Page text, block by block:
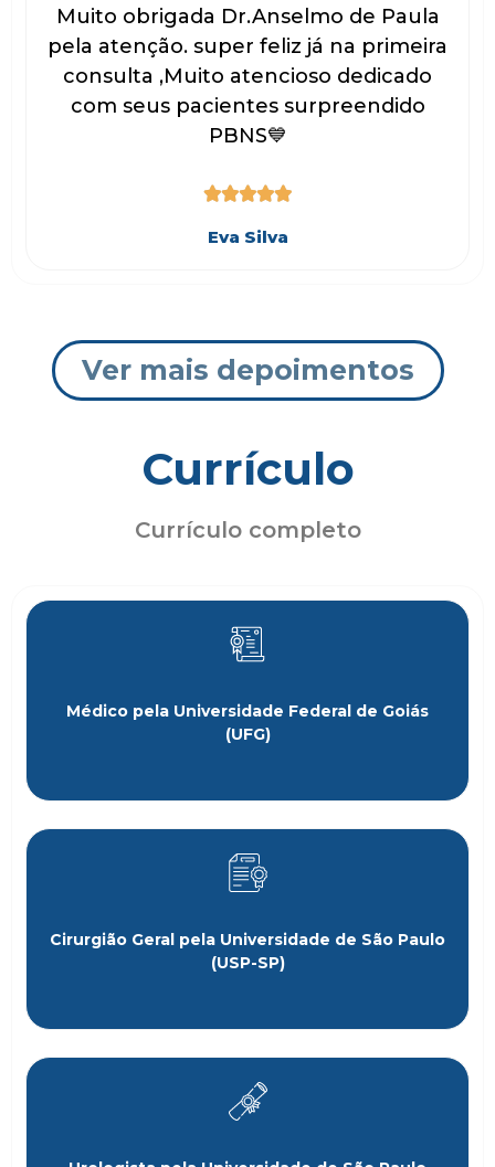
Muito obrigada Dr.Anselmo de Paula
pela atenção. super feliz já na primeira
consulta ,Muito atencioso dedicado
com seus pacientes surpreendido
PBNS💙

Eva Silva
Ver mais depoimentos
Currículo
Currículo completo
Médico pela Universidade Federal de Goiás
(UFG)
Cirurgião Geral pela Universidade de São Paulo
(USP-SP)